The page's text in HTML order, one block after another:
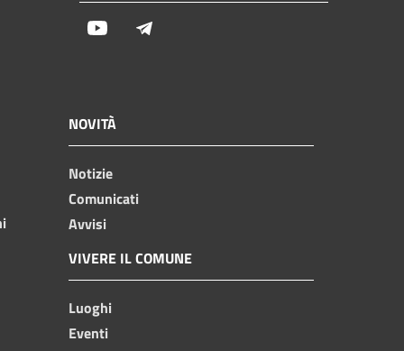
Youtube
NOVITÀ
Notizie
Comunicati
Avvisi
VIVERE IL COMUNE
Luoghi
Eventi